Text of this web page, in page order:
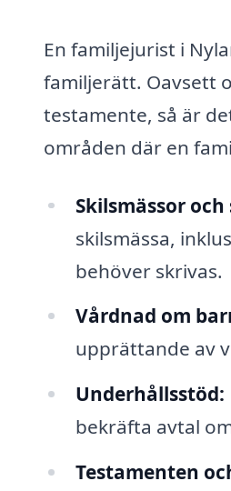
En familjejurist i
familjerätt. Oavsett
testamente, så är
områden där en
Skilsmässor
skilsmässa,
behöver skrivas.
Vårdnad om
upprättande av
Underhållsstöd:
bekräfta avtal
Testamenten